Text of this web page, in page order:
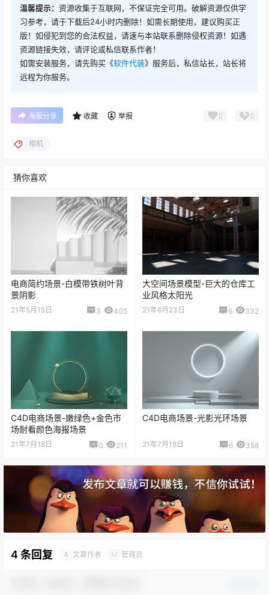
温馨提示： 资源收集于互联网，不保证完全可用。破解资源仅供学
习参考，请于下载后24小时内删除！如需长期使用，建议购买正
版！如侵犯到您的合法权益，请速与本站联系删除侵权资源！如遇
资源链接失效，请评论或私信联系作者！
如需安装服务，请先购买《软件代装》服务后，私信站长，站长将
远程为你服务。
海报分享 收藏 举报 0 0
相机
猜你喜欢
电商简约场景-白模带铁树叶背
景阴影
21年5月15日 3 405
大空间场景模型-巨大的仓库工
业风格太阳光
21年6月23日 6 332
C4D电商场景-嫩绿色+金色市
场耐看颜色海报场景
21年7月18日 0 211
C4D电商场景-光影光环场景
21年7月18日 6 358
4 条回复 A 文章作者 M 管理员